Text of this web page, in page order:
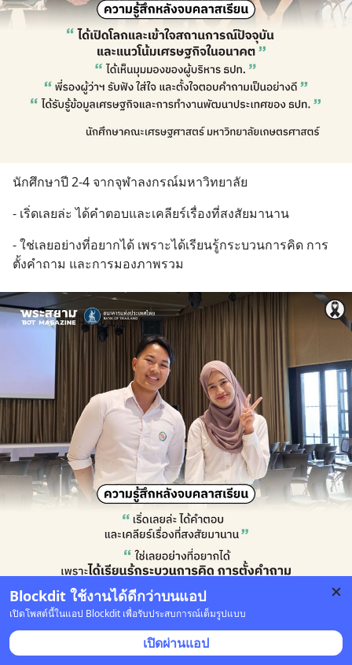
Blockdit ใช้งานได้ดีกว่าบนแอป
เปิดโพสต์นี้ในแอป Blockdit เพื่อรับประสบการณ์เต็มรูปแบบ
เปิดผ่านแอป
นักศึกษาปี 2-4 จากจุฬาลงกรณ์มหาวิทยาลัย
- เริ่ดเลยล่ะ ได้คำตอบและเคลียร์เรื่องที่สงสัยมานาน
- ใช่เลยอย่างที่อยากได้ เพราะได้เรียนรู้กระบวนการคิด การ
ตั้งคำถาม และการมองภาพรวม